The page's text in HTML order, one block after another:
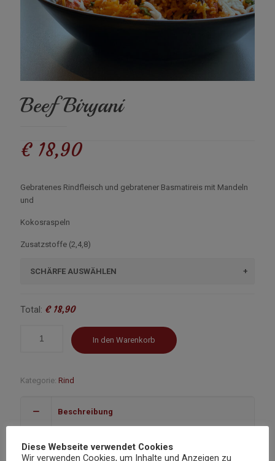
Beef Biryani
€18,90
Gebratenes Rindfleisch und gebratener Basmatireis mit Mandeln
und
Kokosraspeln
Zusatzstoffe (2,4,8)
SCHÄRFE AUSWÄHLEN
Total: € 18,90
In den Warenkorb
Kategorie: Rind
Beschreibung
Gebratenes Rindfleisch und gebratener Basmatireis mit
Mandeln, ceshewkerne, Rosinen und Kokosraspeln
Diese Webseite verwendet Cookies
Wir verwenden Cookies, um Inhalte und Anzeigen zu